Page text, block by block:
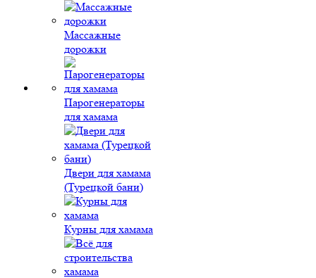
Массажные
дорожки
Парогенераторы
для хамама
Двери для хамама
(Турецкой бани)
Курны для хамама